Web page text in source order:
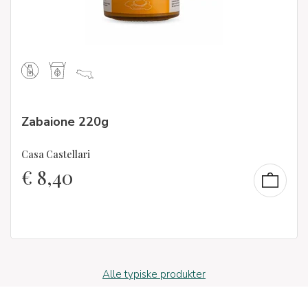
Zabaione 220g
Casa Castellari
€ 8,40
Alle typiske produkter